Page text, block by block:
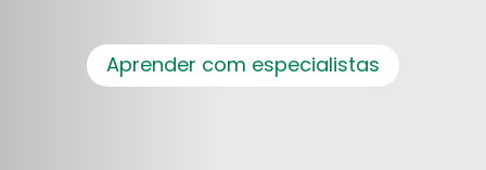
Aprender com especialistas